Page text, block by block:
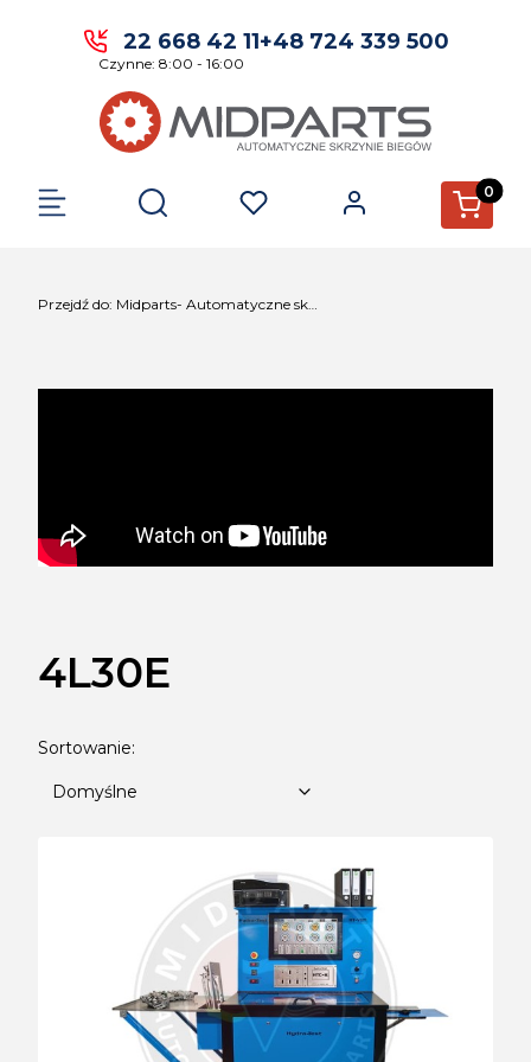
22 668 42 11
Czynne: 8:00 - 16:00
+48 724 339 500
Otwórz wyszukiwarkę Produkty
Przejdź do: Midparts- Automatyczne skrzynie biegów.
4L30E
Lista produktów
Sortowanie:
Domyślne